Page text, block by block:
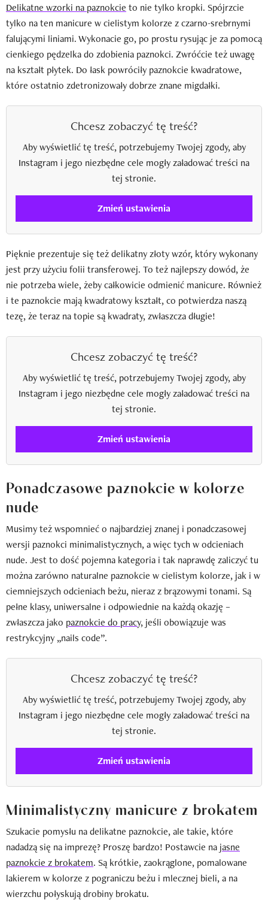
Delikatne wzorki na paznokcie to nie tylko kropki. Spójrzcie
tylko na ten manicure w cielistym kolorze z czarno-srebrnymi
falującymi liniami. Wykonacie go, po prostu rysując je za pomocą
cienkiego pędzelka do zdobienia paznokci. Zwróćcie też uwagę
na kształt płytek. Do łask powróciły paznokcie kwadratowe,
które ostatnio zdetronizowały dobrze znane migdałki.
Chcesz zobaczyć tę treść?
Aby wyświetlić tę treść, potrzebujemy Twojej zgody, aby
Instagram i jego niezbędne cele mogły załadować treści na
tej stronie.
Zmień ustawienia
Pięknie prezentuje się też delikatny złoty wzór, który wykonany
jest przy użyciu folii transferowej. To też najlepszy dowód, że
nie potrzeba wiele, żeby całkowicie odmienić manicure. Również
i te paznokcie mają kwadratowy kształt, co potwierdza naszą
tezę, że teraz na topie są kwadraty, zwłaszcza długie!
Chcesz zobaczyć tę treść?
Aby wyświetlić tę treść, potrzebujemy Twojej zgody, aby
Instagram i jego niezbędne cele mogły załadować treści na
tej stronie.
Zmień ustawienia
Ponadczasowe paznokcie w kolorze
nude
Musimy też wspomnieć o najbardziej znanej i ponadczasowej
wersji paznokci minimalistycznych, a więc tych w odcieniach
nude. Jest to dość pojemna kategoria i tak naprawdę zaliczyć tu
można zarówno naturalne paznokcie w cielistym kolorze, jak i w
ciemniejszych odcieniach beżu, nieraz z brązowymi tonami. Są
pełne klasy, uniwersalne i odpowiednie na każdą okazję –
zwłaszcza jako paznokcie do pracy, jeśli obowiązuje was
restrykcyjny „nails code”.
Chcesz zobaczyć tę treść?
Aby wyświetlić tę treść, potrzebujemy Twojej zgody, aby
Instagram i jego niezbędne cele mogły załadować treści na
tej stronie.
Zmień ustawienia
Minimalistyczny manicure z brokatem
Szukacie pomysłu na delikatne paznokcie, ale takie, które
nadadzą się na imprezę? Proszę bardzo! Postawcie na jasne
paznokcie z brokatem. Są krótkie, zaokrąglone, pomalowane
lakierem w kolorze z pograniczu beżu i mlecznej bieli, a na
wierzchu połyskują drobiny brokatu.